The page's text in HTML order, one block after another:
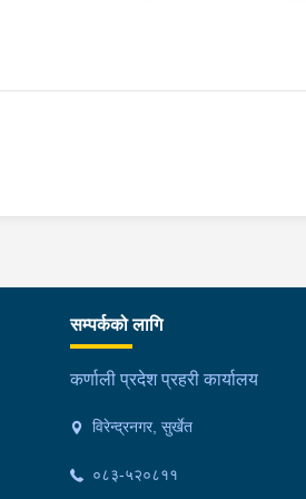
सम्पर्कको लागि
कर्णाली प्रदेश प्रहरी कार्यालय
विरेन्द्रनगर, सुर्खेत
०८३-५२०८११